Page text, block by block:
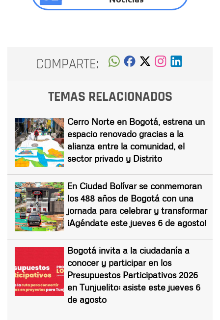
COMPARTE:
TEMAS RELACIONADOS
Cerro Norte en Bogotá, estrena un
espacio renovado gracias a la
alianza entre la comunidad, el
sector privado y Distrito
En Ciudad Bolívar se conmemoran
los 488 años de Bogotá con una
jornada para celebrar y transformar
¡Agéndate este jueves 6 de agosto!
Bogotá invita a la ciudadanía a
conocer y participar en los
Presupuestos Participativos 2026
en Tunjuelito: asiste este jueves 6
de agosto